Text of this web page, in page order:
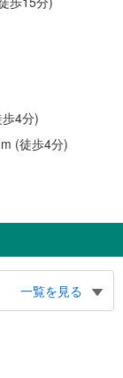
4分)
(徒歩4分)
一覧を見る